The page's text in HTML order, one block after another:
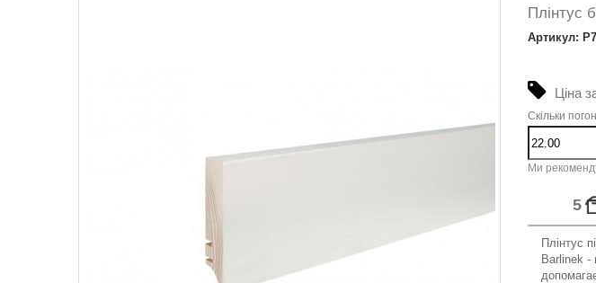
Плінтус
Артикул:
Ціна
Скільки
Ми
5
Плінтус
Barlinek -